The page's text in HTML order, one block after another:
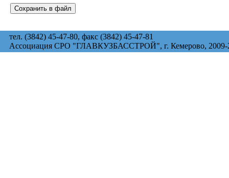
тел. (3842) 45-47-80, факс (3842) 45-47-81
Ассоциация СРО "ГЛАВКУЗБАССТРОЙ", г. Кемерово, 2009-